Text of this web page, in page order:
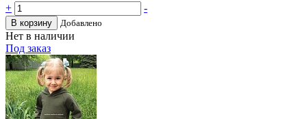
+
-
В корзину Добавлено
Нет в наличии
Под заказ